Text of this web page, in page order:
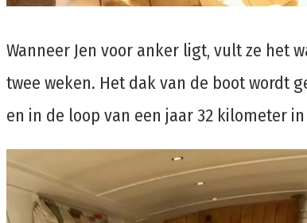
Wanneer Jen voor anker ligt, vult ze het
twee weken. Het dak van de boot wordt
en in de loop van een jaar 32 kilometer